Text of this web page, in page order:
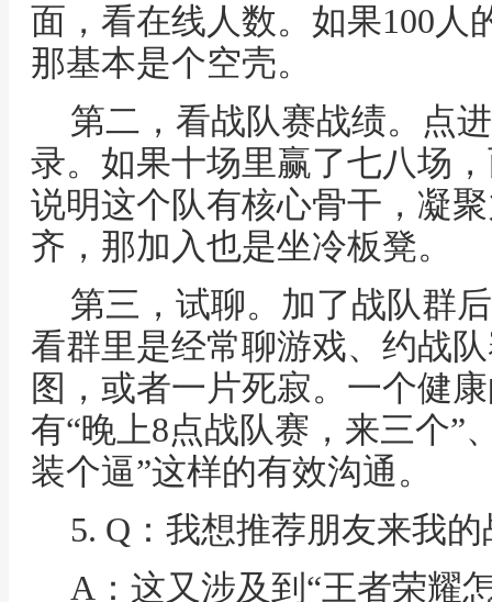
面，看在线人数。如果100人
那基本是个空壳。
第二，看战队赛战绩。点
录。如果十场里赢了七八场
说明这个队有核心骨干，凝
齐，那加入也是坐冷板凳。
第三，试聊。加了战队群
看群里是经常聊游戏、约战
图，或者一片死寂。一个健
有“晚上8点战队赛，来三个”
装个逼”这样的有效沟通。
5. Q：我想推荐朋友来我
A：这又涉及到“王者荣耀